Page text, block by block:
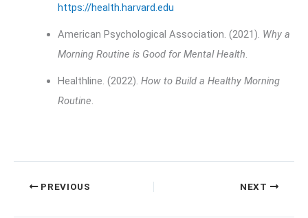
https://health.harvard.edu
American Psychological Association. (2021). Why a
Morning Routine is Good for Mental Health.
Healthline. (2022). How to Build a Healthy Morning
Routine.
PREVIOUS NEXT